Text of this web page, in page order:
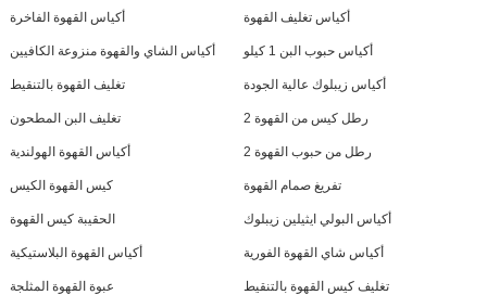
أكياس القهوة الفاخرة أكياس تغليف القهوة
أكياس الشاي والقهوة منزوعة الكافيين أكياس حبوب البن 1 كيلو
تغليف القهوة بالتنقيط أكياس زيبلوك عالية الجودة
تغليف البن المطحون 2 رطل كيس من القهوة
أكياس القهوة الهولندية 2 رطل من حبوب القهوة
كيس القهوة الكيس تفريغ صمام القهوة
الحقيبة كيس القهوة أكياس البولي ايثيلين زيبلوك
أكياس القهوة البلاستيكية أكياس شاي القهوة الفورية
عبوة القهوة المثلجة تغليف كيس القهوة بالتنقيط